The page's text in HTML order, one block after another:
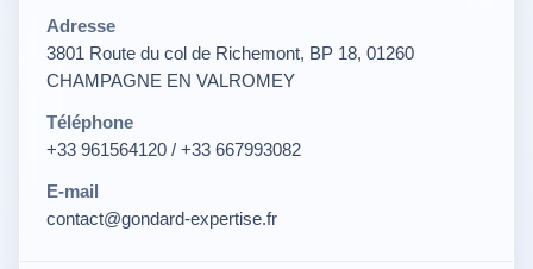
Adresse
3801 Route du col de Richemont, BP 18, 01260
CHAMPAGNE EN VALROMEY
Téléphone
+33 961564120 / +33 667993082
E-mail
contact@gondard-expertise.fr